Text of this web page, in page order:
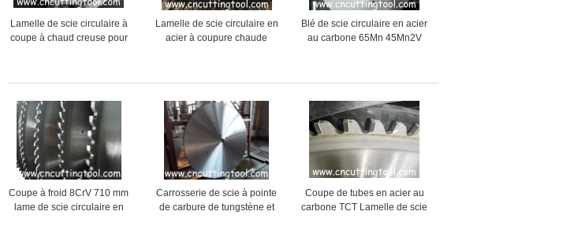
Lamelle de scie circulaire à
coupe à chaud creuse pour
Lamelle de scie circulaire en
acier à coupure chaude
Blé de scie circulaire en acier
au carbone 65Mn 45Mn2V
Coupe à froid 8CrV 710 mm
lame de scie circulaire en
Carrosserie de scie à pointe
de carbure de tungstène et
Coupe de tubes en acier au
carbone TCT Lamelle de scie